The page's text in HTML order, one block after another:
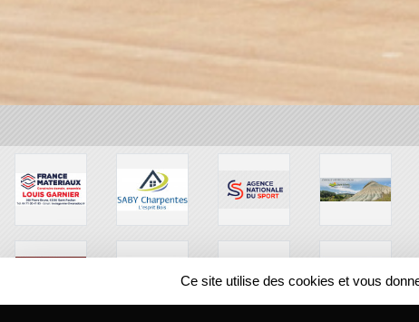
Ce site utilise des cookies et vous